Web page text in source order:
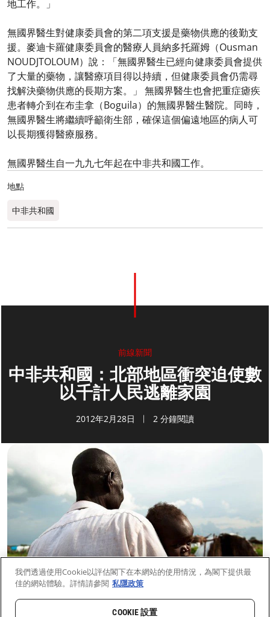
地工作。」
無國界醫生對健康委員會的第二項支援是藥物供應的後勤支
援。麥迪卡羅健康委員會的醫療人員納多托羅姆（Ousman
NOUDJTOLOUM）說：「無國界醫生已經向健康委員會提供
了大量的藥物，讓醫療項目得以持續，但健康委員會仍需尋
找解決藥物供應的長期方案。」 無國界醫生也會把重症瘧疾
患者轉介到在布圭拿（Boguila）的無國界醫生醫院。同時，
無國界醫生將繼續呼籲衛生部，確保這個偏遠地區的病人可
以長期獲得醫療服務。
無國界醫生自一九九七年起在中非共和國工作。
地點
中非共和國
前線新聞
中非共和國：北部地區衝突迫使數
以千計人民逃離家園
2012年2月28日 2 分鐘閱讀
我們透過使用Cookie以評估閣下在本網站的使用情況，為閣下提供最
佳的網站體驗。詳情請參閱 私隱政策
COOKIE 設置